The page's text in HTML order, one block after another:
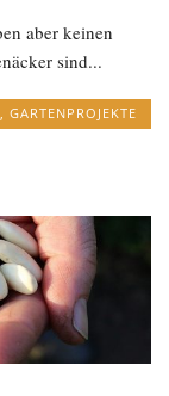
aber keinen
sind...
, GARTENPROJEKTE